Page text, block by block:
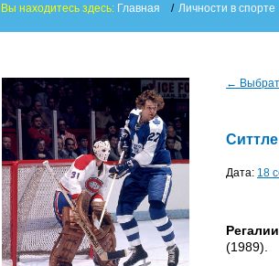
Вы находитесь здесь: Главная / Личности в спорте
←
Дата: 18
(1989).